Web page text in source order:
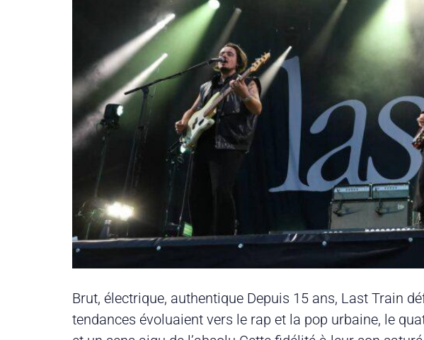
Brut, électrique, authentique Depuis 15 ans, Last Train
tendances évoluaient vers le rap et la pop urbaine, le